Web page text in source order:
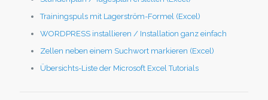
Trainingspuls mit Lagerström-Formel (Excel)
WORDPRESS installieren / Installation ganz einfach
Zellen neben einem Suchwort markieren (Excel)
Übersichts-Liste der Microsoft Excel Tutorials